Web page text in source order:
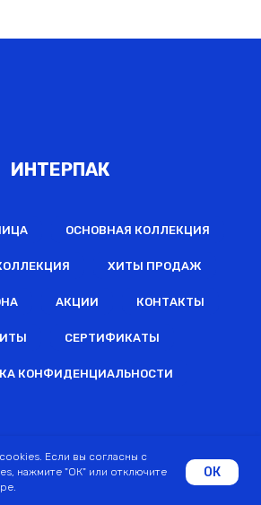
ИНТЕРПАК
ОСНОВНАЯ КОЛЛЕКЦИЯ
ХИТЫ ПРОДАЖ
АКЦИИ КОНТАКТЫ
СЕРТИФИКАТЫ
КОНФИДЕНЦИАЛЬНОСТИ
Если вы согласны с
нажмите "ОК" или отключите
ОК